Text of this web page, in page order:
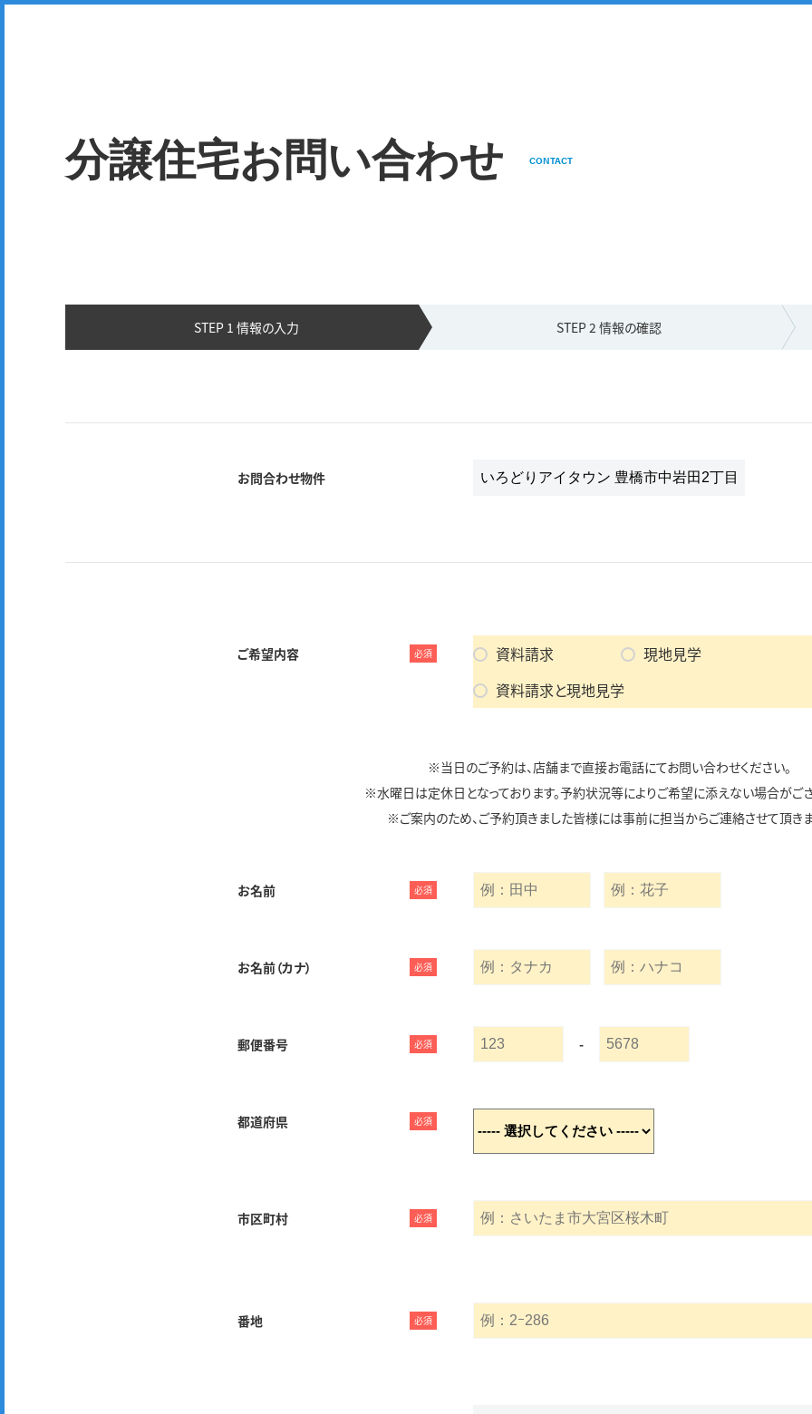
分譲住宅お問い合わせ CONTACT
STEP 1 情報の入力 STEP 2 情報の確認
お問合わせ物件
ご希望内容 必須 資料請求
現地見学
資料請求と現地見学
※当日のご予約は、店舗まで直接お電話にてお問い合わせください。
※水曜日は定休日となっております。予約状況等によりご希望に添えない場合がござ
※ご案内のため、ご予約頂きました皆様には事前に担当からご連絡させて頂きま
お名前 必須
お名前（カナ） 必須
郵便番号 必須 -
都道府県 必須
市区町村 必須
番地 必須